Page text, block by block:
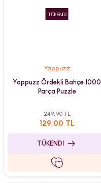
TÜKENDİ
Yappuzz
Yappuzz Ördekli Bahçe 1000
Parça Puzzle
249,90 TL
129,00 TL
TÜKENDİ